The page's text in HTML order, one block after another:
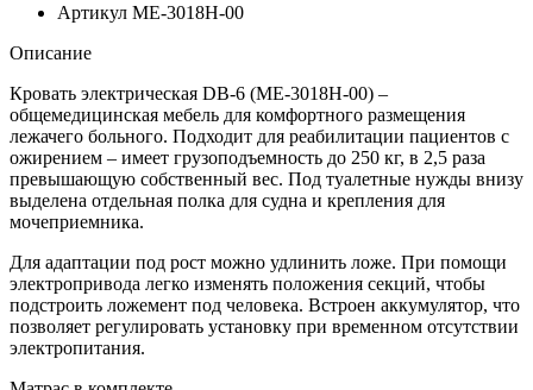
Артикул MЕ-3018Н-00
Описание
Кровать электрическая DB-6 (MЕ-3018Н-00) –
общемедицинская мебель для комфортного размещения
лежачего больного. Подходит для реабилитации пациентов с
ожирением – имеет грузоподъемность до 250 кг, в 2,5 раза
превышающую собственный вес. Под туалетные нужды внизу
выделена отдельная полка для судна и крепления для
мочеприемника.
Для адаптации под рост можно удлинить ложе. При помощи
электропривода легко изменять положения секций, чтобы
подстроить ложемент под человека. Встроен аккумулятор, что
позволяет регулировать установку при временном отсутствии
электропитания.